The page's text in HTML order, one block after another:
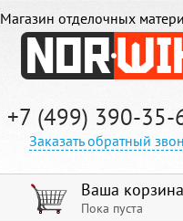
Магазин отделочных
+7 (499) 390-35-
Заказать обратный
Ваша корзина
Пока пуста